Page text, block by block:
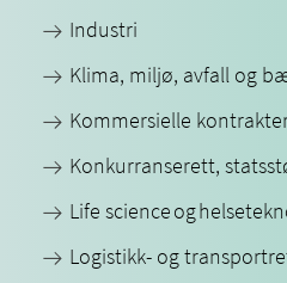
Industri
Klima, miljø, avfall og
Kommersielle
Konkurranserett,
Life science og
Logistikk- og